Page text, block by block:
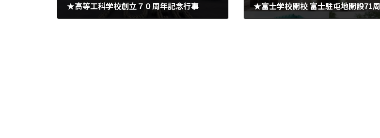
★高等工科学校創立７０周年記念行事